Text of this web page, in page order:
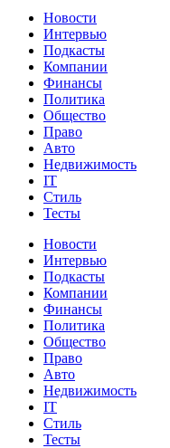
Новости
Интервью
Подкасты
Компании
Финансы
Политика
Общество
Право
Авто
Недвижимость
IT
Стиль
Тесты
Новости
Интервью
Подкасты
Компании
Финансы
Политика
Общество
Право
Авто
Недвижимость
IT
Стиль
Тесты